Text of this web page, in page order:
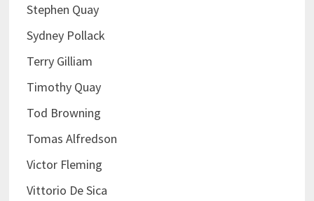
Stephen Quay
Sydney Pollack
Terry Gilliam
Timothy Quay
Tod Browning
Tomas Alfredson
Victor Fleming
Vittorio De Sica